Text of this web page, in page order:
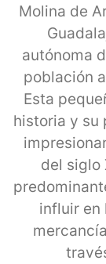
Molina de
autónoma
población
Esta
historia y su
del siglo
influir en